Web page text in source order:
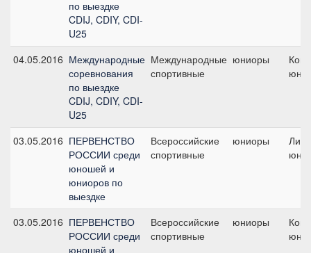
по выездке
CDIJ, CDIY, CDI-
U25
04.05.2016 Международные
соревнования
по выездке
CDIJ, CDIY, CDI-
U25
Международные
спортивные
юниоры
03.05.2016 ПЕРВЕНСТВО
РОССИИ среди
юношей и
юниоров по
выездке
Всероссийские
спортивные
юниоры
03.05.2016 ПЕРВЕНСТВО
РОССИИ среди
юношей и
Всероссийские
спортивные
юниоры